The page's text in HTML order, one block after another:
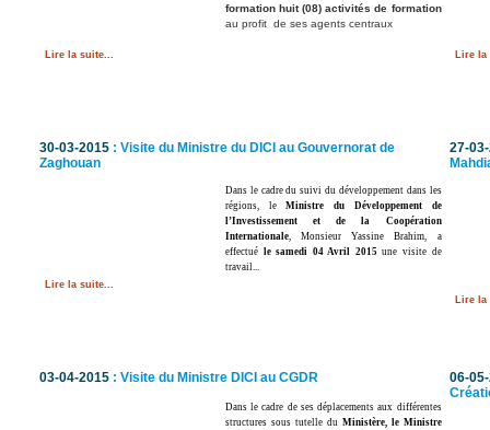
formation huit (08) activités de formation
au profit de ses agents centraux
Lire la suite... Lire
30-03-2015 : Visite du Ministre du DICI au Gouvernorat de
Zaghouan
Dans le cadre du suivi du développement dans les
régions, leMinistre du Développement de
l’Investissement et de la Coopération
Internationale , Monsieur Yassine Brahim, a
effectué le samedi 04 Avril 2015une visite de
travail...
Lire la suite...
27-
Lire
03-04-2015 : Visite du Ministre DICI au CGDR
Dans le cadre de ses déplacements aux différentes
structures sous tutelle du Ministère, le Ministre
06-